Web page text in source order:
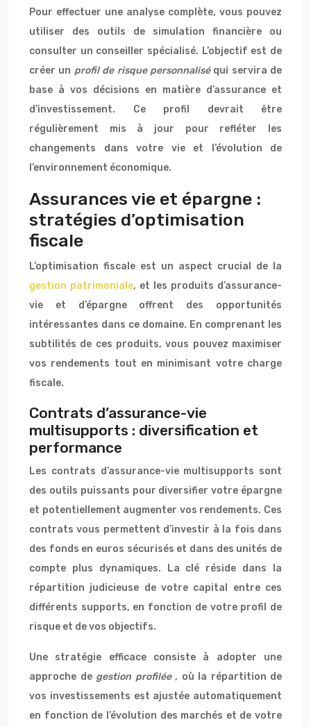
Pour effectuer une analyse complète, vous pouvez
utiliser des outils de simulation financière ou
consulter un conseiller spécialisé. L’objectif est de
créer un profil de risque personnalisé qui servira de
base à vos décisions en matière d’assurance et
d’investissement. Ce profil devrait être
régulièrement mis à jour pour refléter les
changements dans votre vie et l’évolution de
l’environnement économique.
Assurances vie et épargne :
stratégies d’optimisation
fiscale
L’optimisation fiscale est un aspect crucial de la
gestion patrimoniale, et les produits d’assurance-
vie et d’épargne offrent des opportunités
intéressantes dans ce domaine. En comprenant les
subtilités de ces produits, vous pouvez maximiser
vos rendements tout en minimisant votre charge
fiscale.
Contrats d’assurance-vie
multisupports : diversification et
performance
Les contrats d’assurance-vie multisupports sont
des outils puissants pour diversifier votre épargne
et potentiellement augmenter vos rendements. Ces
contrats vous permettent d’investir à la fois dans
des fonds en euros sécurisés et dans des unités de
compte plus dynamiques. La clé réside dans la
répartition judicieuse de votre capital entre ces
différents supports, en fonction de votre profil de
risque et de vos objectifs.
Une stratégie efficace consiste à adopter une
approche de gestion profilée , où la répartition de
vos investissements est ajustée automatiquement
en fonction de l’évolution des marchés et de votre